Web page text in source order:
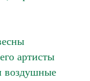
артисты